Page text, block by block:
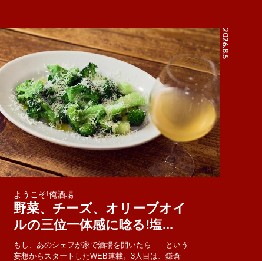
2026.8.5
ようこそ!俺酒場
野菜、チーズ、オリーブオイ
ルの三位一体感に唸る!塩...
もし、あのシェフが家で酒場を開いたら......という
妄想からスタートしたWEB連載。3人目は、鎌倉